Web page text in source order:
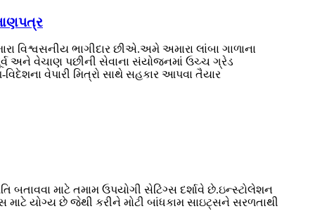
વિશ્વસનીય ભાગીદાર છીએ.અમે અમારા લાંબા ગાળાના
અને વેચાણ પછીની સેવાના સંયોજનમાં ઉચ્ચ ગ્રેડ
વેપારી મિત્રો સાથે સહકાર આપવા તૈયાર
માટે તમામ ઉપયોગી સેટિંગ્સ દર્શાવે છે.ઇન્સ્ટોલેશન
યોગ્ય છે જેથી કરીને મોટી બાંધકામ સાઇટ્સને સરળતાથી